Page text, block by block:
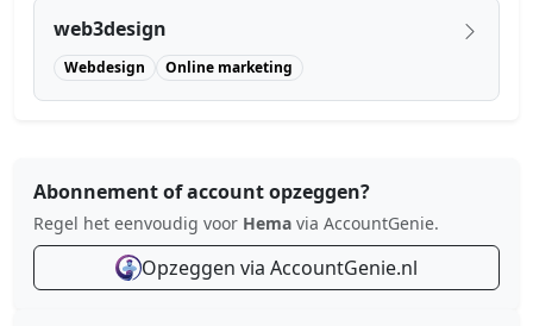
web3design
Webdesign Online marketing
Abonnement of account opzeggen?
Regel het eenvoudig voor Hema via AccountGenie.
Opzeggen via AccountGenie.nl